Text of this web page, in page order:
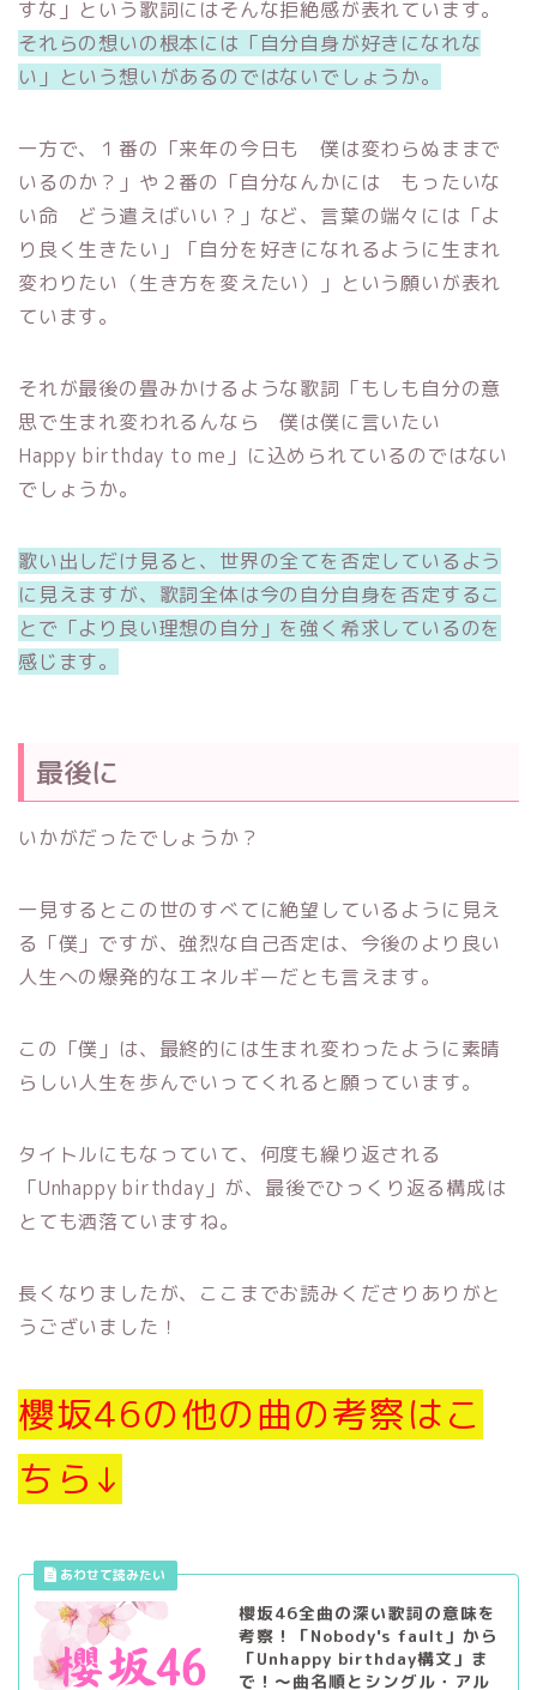
すな」という歌詞にはそんな拒絶感が表れています。
それらの想いの根本には「自分自身が好きになれな
い」という想いがあるのではないでしょうか。
一方で、１番の「来年の今日も 僕は変わらぬままで
いるのか？」や２番の「自分なんかには もったいな
い命 どう遣えばいい？」など、言葉の端々には「よ
り良く生きたい」「自分を好きになれるように生まれ
変わりたい（生き方を変えたい）」という願いが表れ
ています。
それが最後の畳みかけるような歌詞「もしも自分の意
思で生まれ変われるんなら 僕は僕に言いたい
Happy birthday to me」に込められているのではない
でしょうか。
歌い出しだけ見ると、世界の全てを否定しているよう
に見えますが、歌詞全体は今の自分自身を否定するこ
とで「より良い理想の自分」を強く希求しているのを
感じます。
最後に
いかがだったでしょうか？
一見するとこの世のすべてに絶望しているように見え
る「僕」ですが、強烈な自己否定は、今後のより良い
人生への爆発的なエネルギーだとも言えます。
この「僕」は、最終的には生まれ変わったように素晴
らしい人生を歩んでいってくれると願っています。
タイトルにもなっていて、何度も繰り返される
「Unhappy birthday」が、最後でひっくり返る構成は
とても洒落ていますね。
長くなりましたが、ここまでお読みくださりありがと
うございました！
櫻坂46の他の曲の考察はこ
ちら↓
櫻坂46全曲の深い歌詞の意味を
考察！「Nobody's fault」から
「Unhappy birthday構文」ま
で！〜曲名順とシングル・アル